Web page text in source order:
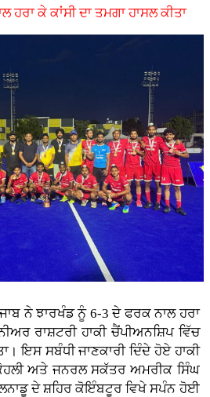
ਹਰਾ ਕੇ ਕਾਂਸੀ ਦਾ ਤਮਗਾ ਹਾਸਲ ਕੀਤਾ
ਨੇ ਝਾਰਖੰਡ ਨੂੰ 6-3 ਦੇ ਫਰਕ ਨਾਲ ਹਰਾ
ਰਾਸ਼ਟਰੀ ਹਾਕੀ ਚੈਂਪੀਅਨਸ਼ਿਪ ਵਿੱਚ
ਇਸ ਸਬੰਧੀ ਜਾਣਕਾਰੀ ਦਿੰਦੇ ਹੋਏ ਹਾਕੀ
ਅਤੇ ਜਨਰਲ ਸਕੱਤਰ ਅਮਰੀਕ ਸਿੰਘ
ਦੇ ਸ਼ਹਿਰ ਕੋਇੰਬਟੂਰ ਵਿਖੇ ਸਪੰਨ ਹੋਈ